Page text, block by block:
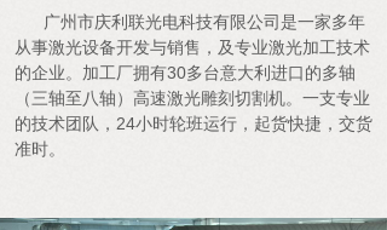
广州市庆利联光电科技有限公司是一家多年
从事激光设备开发与销售，及专业激光加工技术
的企业。加工厂拥有30多台意大利进口的多轴
（三轴至八轴）高速激光雕刻切割机。一支专业
的技术团队，24小时轮班运行，起货快捷，交货
准时。